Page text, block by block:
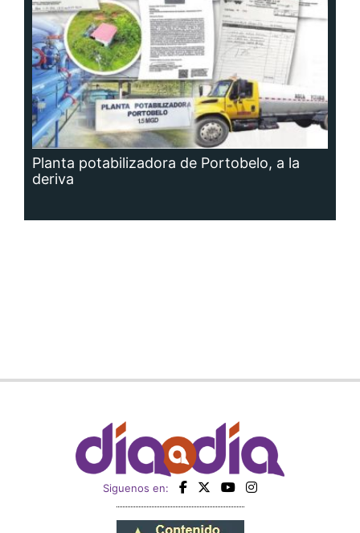
Planta potabilizadora de Portobelo, a la
deriva
Siguenos en: